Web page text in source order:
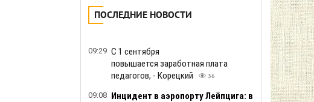
ПОСЛЕДНИЕ НОВОСТИ
09:29 С 1 сентября
повышается заработная плата
педагогов, - Корецкий
36
09:08 Инцидент в аэропорту Лейпцига: в